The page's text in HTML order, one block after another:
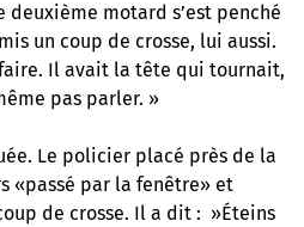
deuxième motard s’est penché
un coup de crosse, lui aussi.
Il avait la tête qui tournait,
pas parler. »
Le policier placé près de la
«passé par la fenêtre» et
de crosse. Il a dit : »Éteins